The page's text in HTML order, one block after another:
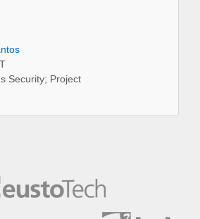
Security; Project